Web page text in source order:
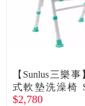
【Sunlus三樂
式軟墊洗澡椅
(廠送)
$2,780